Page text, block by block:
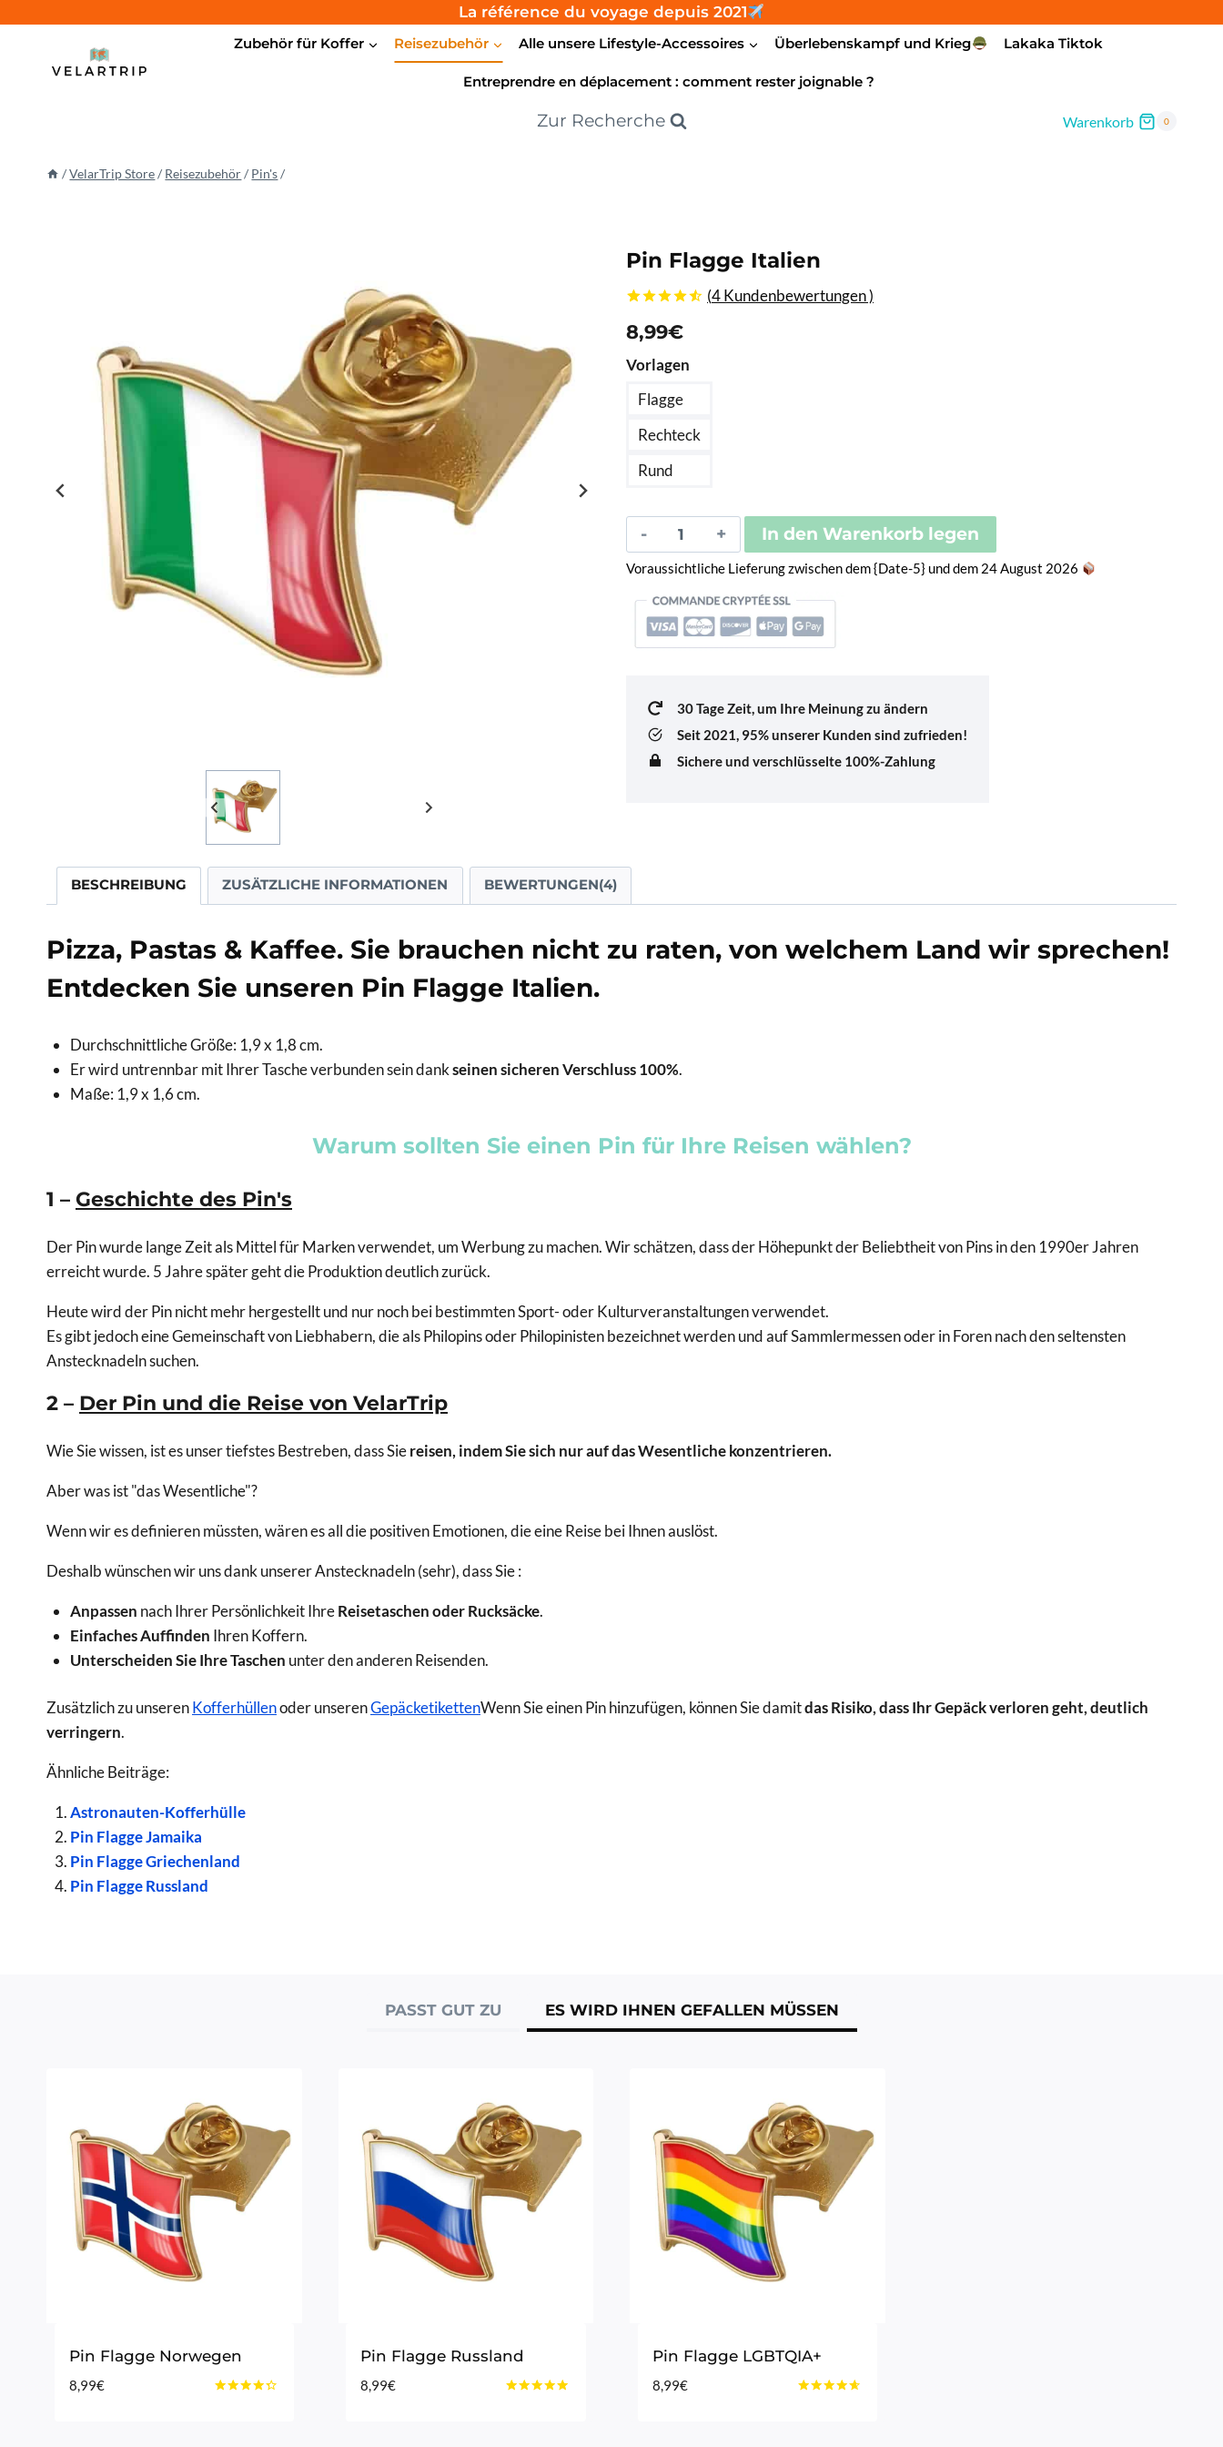
La référence du voyage depuis 2021
Zubehör für Koffer Reisezubehör Alle unsere Lifestyle-Accessoires Überlebenskampf und Krieg Lakaka Tiktok
Entreprendre en déplacement : comment rester joignable ?
Zur Recherche Warenkorb 0
/ VelarTrip Store / Reisezubehör / Pin's /
Pin Flagge Italien
basierend
Kundenbewertungen
(4Kundenbewertungen )
8,99€
Vorlagen
Flagge
Rechteck
Rund
Pin's
Drapeau
Italie
Menge
In den Warenkorb legen
Voraussichtliche Lieferung zwischen dem {Date-5} und dem 24 August 2026
30 Tage Zeit, um Ihre Meinung zu ändern
Seit 2021, 95% unserer Kunden sind zufrieden!
Sichere und verschlüsselte 100%-Zahlung
BESCHREIBUNG ZUSÄTZLICHE INFORMATIONEN BEWERTUNGEN(4)
Pizza, Pastas & Kaffee. Sie brauchen nicht zu raten, von welchem Land wir sprechen!
Entdecken Sie unseren Pin Flagge Italien.
Durchschnittliche Größe: 1,9 x 1,8 cm.
Er wird untrennbar mit Ihrer Tasche verbunden sein dankseinen sicheren Verschluss 100%.
Maße: 1,9 x 1,6 cm.
Warum sollten Sie einen Pin für Ihre Reisen wählen?
1 – Geschichte des Pin's
Der Pin wurde lange Zeit als Mittel für Marken verwendet, um Werbung zu machen. Wir schätzen, dass der Höhepunkt der Beliebtheit von Pins in den 1990er Jahren
erreicht wurde. 5 Jahre später geht die Produktion deutlich zurück.
Heute wird der Pin nicht mehr hergestellt und nur noch bei bestimmten Sport- oder Kulturveranstaltungen verwendet.
Es gibt jedoch eine Gemeinschaft von Liebhabern, die als Philopins oder Philopinisten bezeichnet werden und auf Sammlermessen oder in Foren nach den seltensten
Anstecknadeln suchen.
2 – Der Pin und die Reise von VelarTrip
Wie Sie wissen, ist es unser tiefstes Bestreben, dass Siereisen, indem Sie sich nur auf das Wesentliche konzentrieren.
Aber was ist "das Wesentliche"?
Wenn wir es definieren müssten, wären es all die positiven Emotionen, die eine Reise bei Ihnen auslöst.
Deshalb wünschen wir uns dank unserer Anstecknadeln (sehr), dass Sie :
Anpassen nach Ihrer Persönlichkeit IhreReisetaschen oder Rucksäcke.
Einfaches Auffinden Ihren Koffern.
Unterscheiden Sie Ihre Taschen unter den anderen Reisenden.
Zusätzlich zu unserenKofferhüllenoder unserenGepäcketikettenWenn Sie einen Pin hinzufügen, können Sie damitdas Risiko, dass Ihr Gepäck verloren geht, deutlich
verringern.
Ähnliche Beiträge:
Astronauten-Kofferhülle
Pin Flagge Jamaika
Pin Flagge Griechenland
Pin Flagge Russland
PASST GUT ZU ES WIRD IHNEN GEFALLEN MÜSSEN
Pin Flagge Norwegen
8,99€
Pin Flagge Russland
8,99€
Pin Flagge LGBTQIA+
8,99€